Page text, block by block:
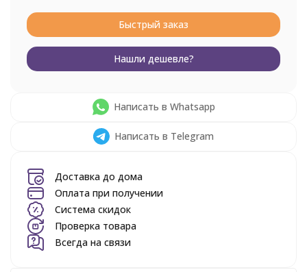
Быстрый заказ
Нашли дешевле?
Написать в Whatsapp
Написать в Telegram
Доставка до дома
Оплата при получении
Система скидок
Проверка товара
Всегда на связи